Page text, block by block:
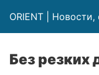
ORIENT |
Без резких